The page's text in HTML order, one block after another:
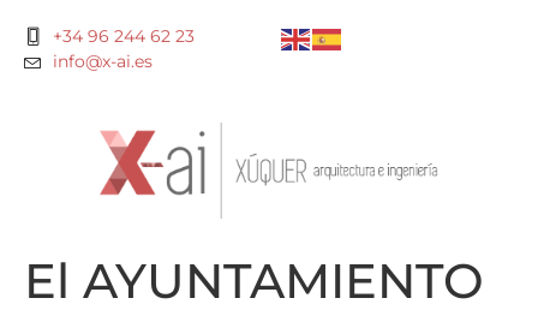
+34 96 244 62 23
info@x-ai.es
El AYUNTAMIENTO